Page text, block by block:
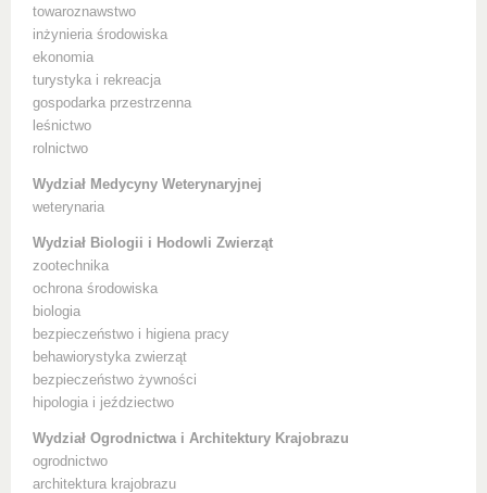
towaroznawstwo
inżynieria środowiska
ekonomia
turystyka i rekreacja
gospodarka przestrzenna
leśnictwo
rolnictwo
Wydział Medycyny Weterynaryjnej
weterynaria
Wydział Biologii i Hodowli Zwierząt
zootechnika
ochrona środowiska
biologia
bezpieczeństwo i higiena pracy
behawiorystyka zwierząt
bezpieczeństwo żywności
hipologia i jeździectwo
Wydział Ogrodnictwa i Architektury Krajobrazu
ogrodnictwo
architektura krajobrazu